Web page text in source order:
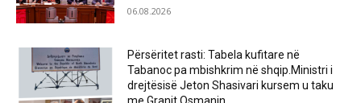
06.08.2026
Përsëritet rasti: Tabela kufitare në
Tabanoc pa mbishkrim në shqip.Ministri i
drejtësisë Jeton Shasivari kursem u taku